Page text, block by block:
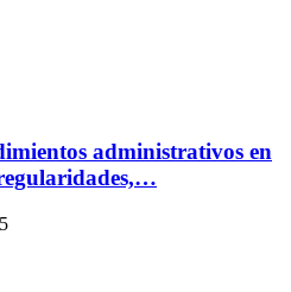
administrativos en